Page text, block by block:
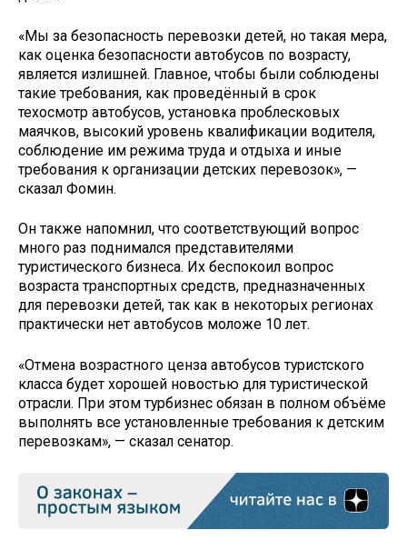
«Мы за безопасность перевозки детей, но такая мера,
как оценка безопасности автобусов по возрасту,
является излишней. Главное, чтобы были соблюдены
такие требования, как проведённый в срок
техосмотр автобусов, установка проблесковых
маячков, высокий уровень квалификации водителя,
соблюдение им режима труда и отдыха и иные
требования к организации детских перевозок», —
сказал Фомин.
Он также напомнил, что соответствующий вопрос
много раз поднимался представителями
туристического бизнеса. Их беспокоил вопрос
возраста транспортных средств, предназначенных
для перевозки детей, так как в некоторых регионах
практически нет автобусов моложе 10 лет.
«Отмена возрастного ценза автобусов туристского
класса будет хорошей новостью для туристической
отрасли. При этом турбизнес обязан в полном объёме
выполнять все установленные требования к детским
перевозкам», — сказал сенатор.